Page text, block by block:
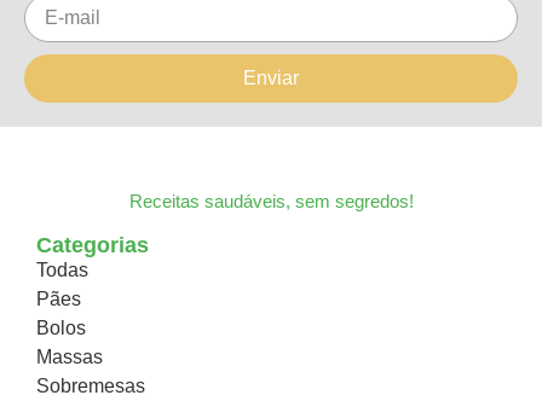
Enviar
Receitas saudáveis, sem segredos!
Categorias
Todas
Pães
Bolos
Massas
Sobremesas